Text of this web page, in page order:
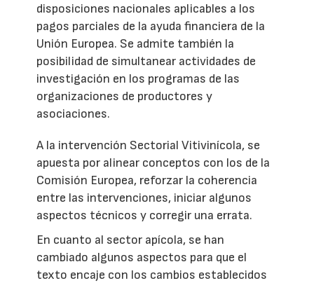
disposiciones nacionales aplicables a los
pagos parciales de la ayuda financiera de la
Unión Europea. Se admite también la
posibilidad de simultanear actividades de
investigación en los programas de las
organizaciones de productores y
asociaciones.
A la intervención Sectorial Vitivinícola, se
apuesta por alinear conceptos con los de la
Comisión Europea, reforzar la coherencia
entre las intervenciones, iniciar algunos
aspectos técnicos y corregir una errata.
En cuanto al sector apícola, se han
cambiado algunos aspectos para que el
texto encaje con los cambios establecidos